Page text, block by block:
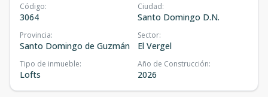
Código:
3064
Ciudad:
Santo Domingo D.N.
Provincia:
Santo Domingo de Guzmán
Sector:
El Vergel
Tipo de inmueble:
Lofts
Año de Construcción:
2026